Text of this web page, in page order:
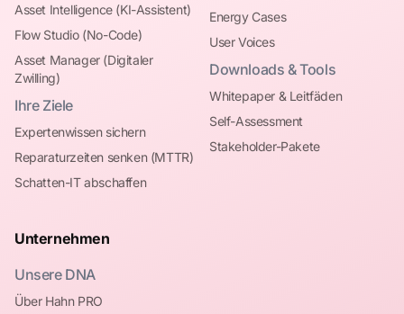
Asset Intelligence (KI-Assistent)
Flow Studio (No-Code)
Asset Manager (Digitaler
Zwilling)
Ihre Ziele
Expertenwissen sichern
Reparaturzeiten senken (MTTR)
Schatten-IT abschaffen
Energy Cases
User Voices
Downloads & Tools
Whitepaper & Leitfäden
Self-Assessment
Stakeholder-Pakete
Unternehmen
Unsere DNA
Über Hahn PRO